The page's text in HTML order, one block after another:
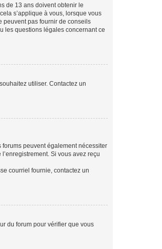
de 13 ans doivent obtenir le
s’applique à vous, lorsque vous
peuvent pas fournir de conseils
les questions légales concernant ce
utiliser. Contactez un
peuvent également nécessiter
Si vous avez reçu
courriel fournie, contactez un
du forum pour vérifier que vous